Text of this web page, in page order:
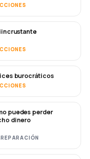
burocráticos
puedes perder
dinero